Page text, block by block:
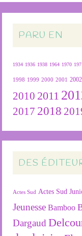
PARU EN
1934 1936 1938 1964 1970
1998 1999 2000 2001 2002
2010 2011
2017 2018
DES
Actes Sud Actes Sud
Jeunesse Bamboo
Dargaud